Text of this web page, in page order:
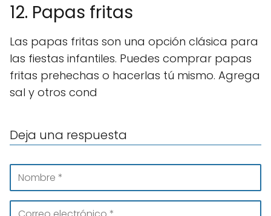
12. Papas fritas
Las papas fritas son una opción clásica para
las fiestas infantiles. Puedes comprar papas
fritas prehechas o hacerlas tú mismo. Agrega
sal y otros cond
Deja una respuesta